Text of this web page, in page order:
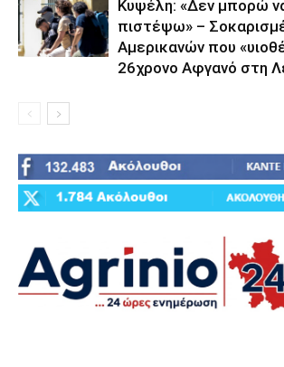
Κυψέλη: «Δεν μπορώ
πιστέψω» –
Αμερικανών που
26χρονο Αφγανό στη